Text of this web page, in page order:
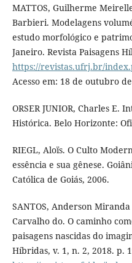
MATTOS, Guilherme
Barbieri. Modelagens
estudo morfológico e
Janeiro. Revista Paisagens
https://revistas.ufrj.br/
Acesso em: 18 de outubro
ORSER JUNIOR, Charles E.
Histórica. Belo Horizonte:
RIEGL, Aloïs. O Culto
essência e sua gênese.
Católica de Goiás, 2006.
SANTOS, Anderson
Carvalho do. O caminho
paisagens nascidas do
Híbridas, v. 1, n. 2, 2018. p.